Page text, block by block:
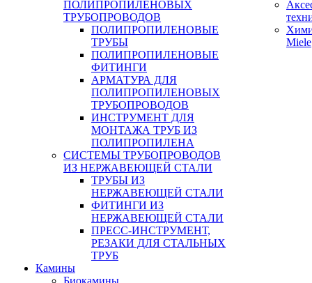
ПОЛИПРОПИЛЕНОВЫХ
ТРУБОПРОВОДОВ
ПОЛИПРОПИЛЕНОВЫЕ
ТРУБЫ
ПОЛИПРОПИЛЕНОВЫЕ
ФИТИНГИ
АРМАТУРА ДЛЯ
ПОЛИПРОПИЛЕНОВЫХ
ТРУБОПРОВОДОВ
ИНСТРУМЕНТ ДЛЯ
МОНТАЖА ТРУБ ИЗ
ПОЛИПРОПИЛЕНА
СИСТЕМЫ ТРУБОПРОВОДОВ
ИЗ НЕРЖАВЕЮЩЕЙ СТАЛИ
ТРУБЫ ИЗ
НЕРЖАВЕЮЩЕЙ СТАЛИ
ФИТИНГИ ИЗ
НЕРЖАВЕЮЩЕЙ СТАЛИ
ПРЕСС-ИНСТРУМЕНТ,
РЕЗАКИ ДЛЯ СТАЛЬНЫХ
ТРУБ
Камины
Биокамины
Miele